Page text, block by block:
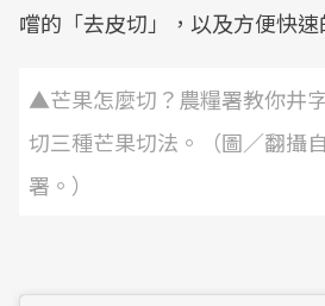
嚐的「去皮切」，以及方便快速
▲芒果怎麼切？農糧署教你井
切三種芒果切法。（圖／翻攝
署。）